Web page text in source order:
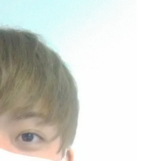
All Rights Reserved.